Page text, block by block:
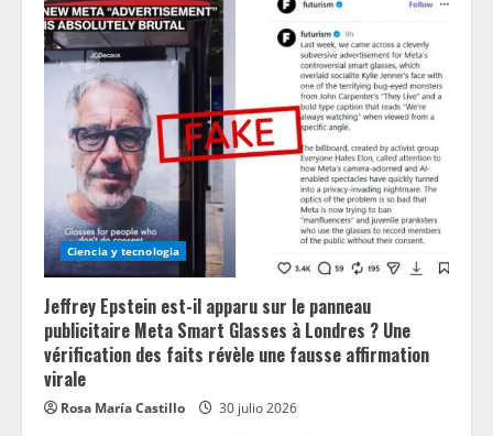
R
e
i
n
g
Ciencia y tecnologia
Jeffrey Epstein est-il apparu sur le panneau
publicitaire Meta Smart Glasses à Londres ? Une
vérification des faits révèle une fausse affirmation
virale
Rosa María Castillo 30 julio 2026